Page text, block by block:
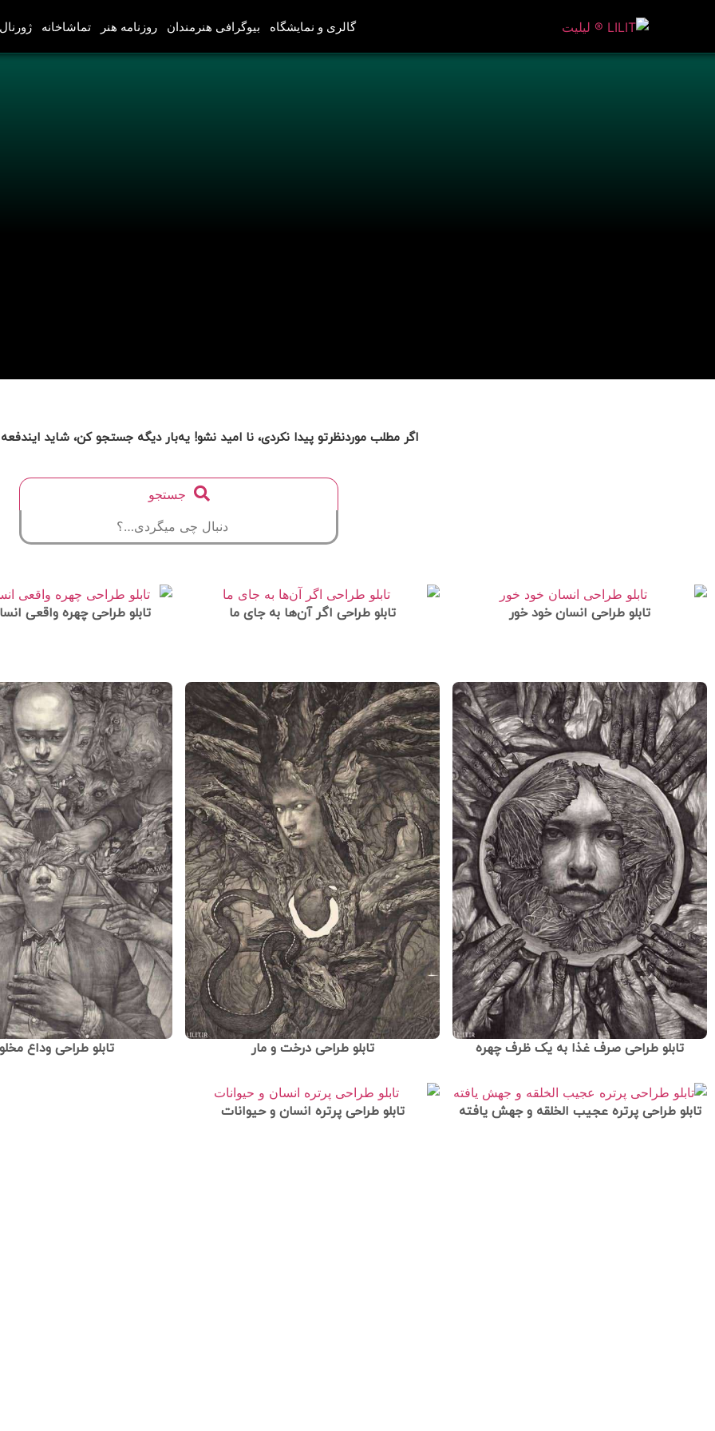
گالری و نمایشگاه بیوگرافی هنرمندان روزنامه هنر تماشاخانه
اگر مطلب موردنظرتو پیدا نکردی، نا امید نشو! یه‌بار دیگه جستجو کن، شاید
جستجو
تابلو طراحی انسان خود خور تابلو طراحی اگر آن‌ها به جای ما تابلو طراحی چهره واقعی
تابلو طراحی صرف غذا به یک ظرف چهره تابلو طراحی درخت و مار تابلو طراحی وداع
تابلو طراحی پرتره عجیب الخلقه و جهش یافته تابلو طراحی پرتره انسان و حیوانات